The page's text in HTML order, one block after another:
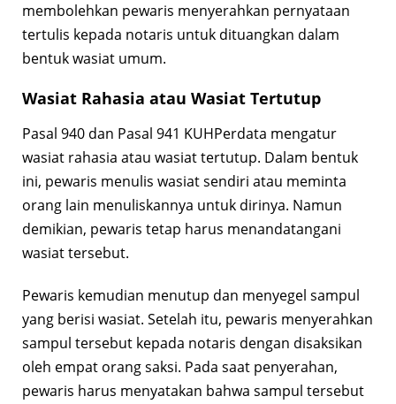
membolehkan pewaris menyerahkan pernyataan
tertulis kepada notaris untuk dituangkan dalam
bentuk wasiat umum.
Wasiat Rahasia atau Wasiat Tertutup
Pasal 940 dan Pasal 941 KUHPerdata mengatur
wasiat rahasia atau wasiat tertutup. Dalam bentuk
ini, pewaris menulis wasiat sendiri atau meminta
orang lain menuliskannya untuk dirinya. Namun
demikian, pewaris tetap harus menandatangani
wasiat tersebut.
Pewaris kemudian menutup dan menyegel sampul
yang berisi wasiat. Setelah itu, pewaris menyerahkan
sampul tersebut kepada notaris dengan disaksikan
oleh empat orang saksi. Pada saat penyerahan,
pewaris harus menyatakan bahwa sampul tersebut